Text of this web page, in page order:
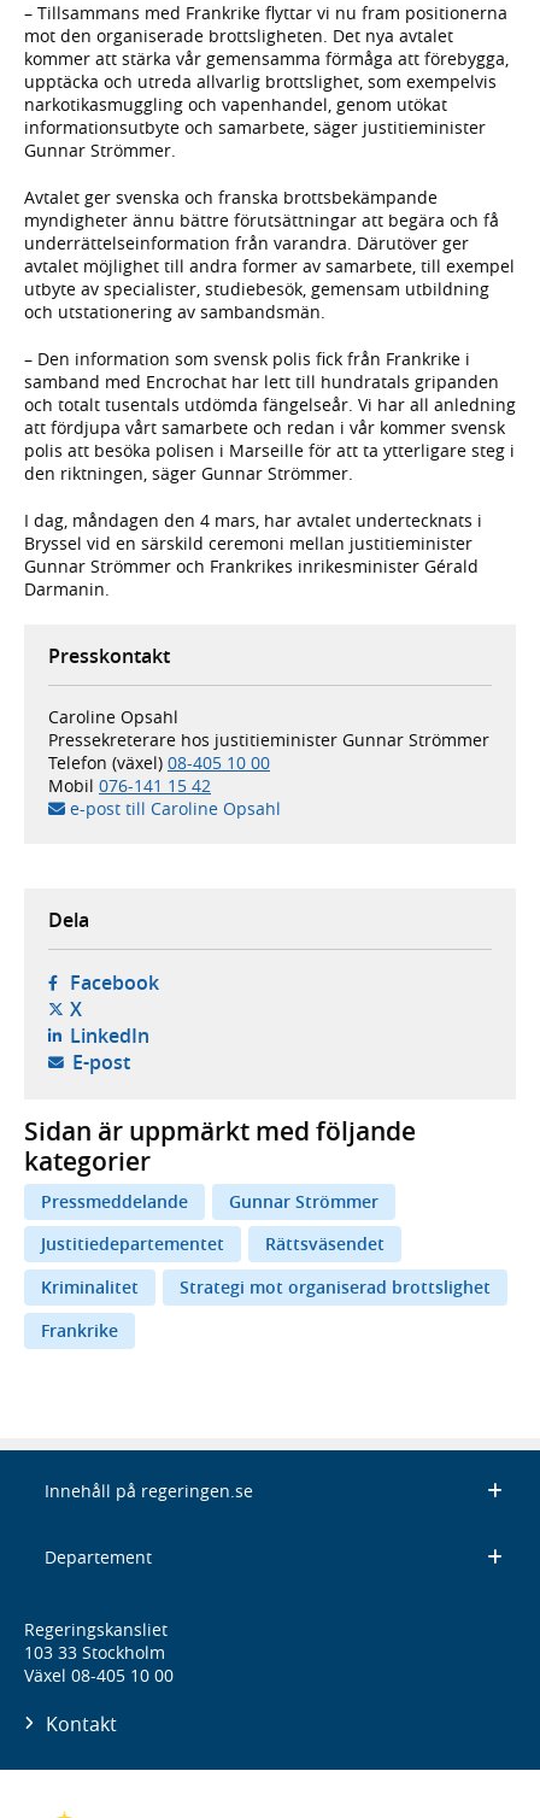
– Tillsammans med Frankrike flyttar vi nu fram positionerna
mot den organiserade brottsligheten. Det nya avtalet
kommer att stärka vår gemensamma förmåga att förebygga,
upptäcka och utreda allvarlig brottslighet, som exempelvis
narkotikasmuggling och vapenhandel, genom utökat
informationsutbyte och samarbete, säger justitieminister
Gunnar Strömmer.
Avtalet ger svenska och franska brottsbekämpande
myndigheter ännu bättre förutsättningar att begära och få
underrättelseinformation från varandra. Därutöver ger
avtalet möjlighet till andra former av samarbete, till exempel
utbyte av specialister, studiebesök, gemensam utbildning
och utstationering av sambandsmän.
– Den information som svensk polis fick från Frankrike i
samband med Encrochat har lett till hundratals gripanden
och totalt tusentals utdömda fängelseår. Vi har all anledning
att fördjupa vårt samarbete och redan i vår kommer svensk
polis att besöka polisen i Marseille för att ta ytterligare steg i
den riktningen, säger Gunnar Strömmer.
I dag, måndagen den 4 mars, har avtalet undertecknats i
Bryssel vid en särskild ceremoni mellan justitieminister
Gunnar Strömmer och Frankrikes inrikesminister Gérald
Darmanin.
Presskontakt
Caroline Opsahl
Pressekreterare hos justitieminister Gunnar Strömmer
Telefon (växel) 08-405 10 00
Mobil 076-141 15 42
e-post till Caroline Opsahl
Dela
Facebook- öppnas i ny flik, extern webbplats,
X- öppnas i ny flik, extern webbplats,
LinkedIn- öppnas i ny flik, extern webbplats,
E-post- öppnar din e-postklient,
Sidan är uppmärkt med följande
kategorier
Pressmeddelande
Gunnar Strömmer
Justitiedepartementet
Rättsväsendet
Kriminalitet
Strategi mot organiserad brottslighet
Frankrike
Innehåll på regeringen.se
Departement
Regeringskansliet
103 33 Stockholm
Växel 08-405 10 00
Kontakt